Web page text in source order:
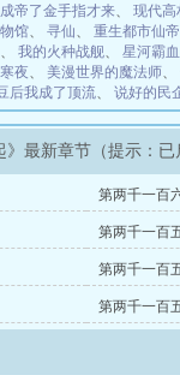
帝了金手指才来、 现代高
馆、 寻仙、 重生都市仙
、 我的火种战舰、 星河霸血
夜、 美漫世界的魔法师、
后我成了顶流、 说好的民
》最新章节（提示：
第两千一百
第两千一百
第两千一百
第两千一百